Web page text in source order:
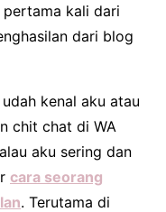
kali dari
dari blog
kenal aku atau
chit chat di WA
aku sering dan
cara seorang
. Terutama di